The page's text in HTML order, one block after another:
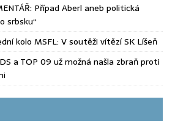
Případ Aberl aneb politická
srbsku“
kolo MSFL: V soutěži vítězí SK Líšeň
a TOP 09 už možná našla zbraň proti